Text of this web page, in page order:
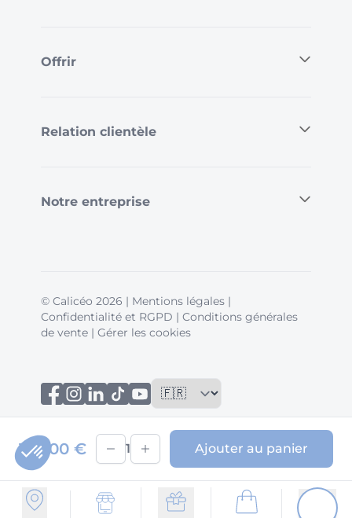
159,00 € 1 Ajouter au panier
Offrir
Relation clientèle
Notre entreprise
© Calicéo 2026 | Mentions légales |
Confidentialité et RGPD | Conditions générales
de vente | Gérer les cookies